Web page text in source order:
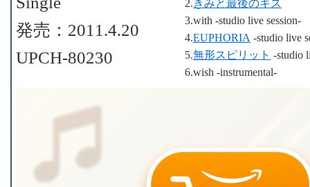
2.きみと最後のキス
3.with -studio live session-
4.EUPHORIA -studio live
5.無形スピリット -studio
6.wish -instrumental-
発売：2011.4.20
UPCH-80230